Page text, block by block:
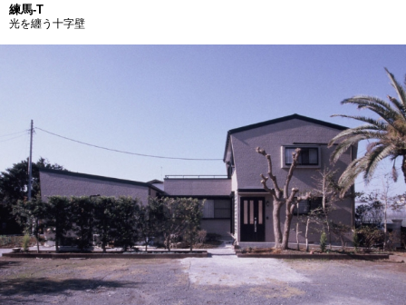
練馬-T
光を纏う十字壁